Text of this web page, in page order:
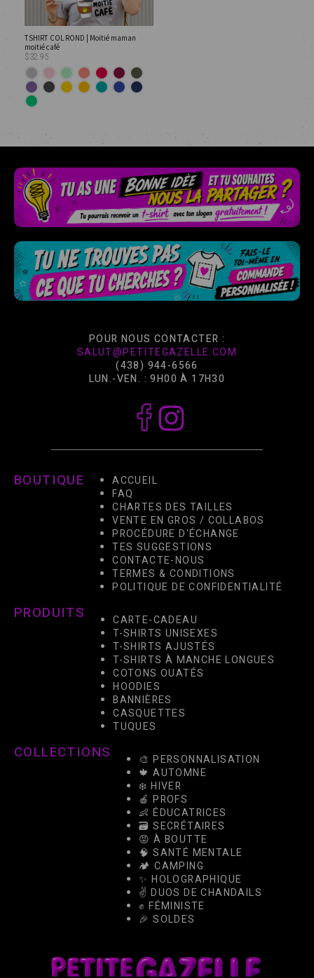
TSHIRT COL ROND | Moitié maman
moitié café
$32.95
POUR NOUS CONTACTER :
SALUT@PETITEGAZELLE.COM
(438) 944-6566
LUN.-VEN. : 9H00 À 17H30
BOUTIQUE
ACCUEIL
FAQ
CHARTES DES TAILLES
VENTE EN GROS / COLLABOS
PROCÉDURE D'ÉCHANGE
TES SUGGESTIONS
CONTACTE-NOUS
TERMES & CONDITIONS
POLITIQUE DE CONFIDENTIALITÉ
PRODUITS
CARTE-CADEAU
T-SHIRTS UNISEXES
T-SHIRTS AJUSTÉS
T-SHIRTS À MANCHE LONGUES
COTONS OUATÉS
HOODIES
BANNIÈRES
CASQUETTES
TUQUES
COLLECTIONS
🎨 PERSONNALISATION
🍁 AUTOMNE
❄️ HIVER
🍎 PROFS
👶 ÉDUCATRICES
🗃️ SECRÉTAIRES
😡 À BOUTTE
🧠 SANTÉ MENTALE
🏕️ CAMPING
✨ HOLOGRAPHIQUE
✌️ DUOS DE CHANDAILS
✊ FÉMINISTE
🎉 SOLDES